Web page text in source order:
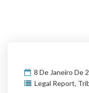
8 De Janeiro De
Legal Report,